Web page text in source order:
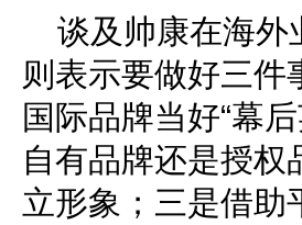
谈及帅康在海外
则表示要做好三件
国际品牌当好“幕
自有品牌还是授
立形象；三是借助